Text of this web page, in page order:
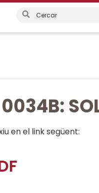
en el link següent: